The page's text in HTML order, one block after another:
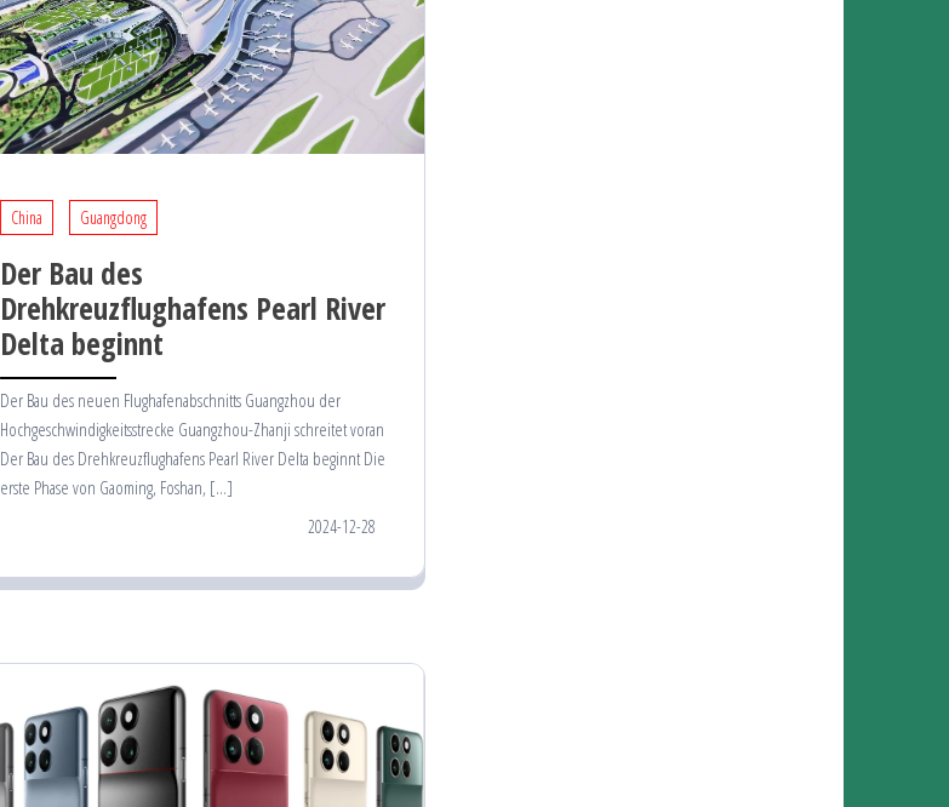
China Guangdong
Der Bau des
Drehkreuzflughafens Pearl River
Delta beginnt
Der Bau des neuen Flughafenabschnitts Guangzhou der
Hochgeschwindigkeitsstrecke Guangzhou-Zhanji schreitet voran
Der Bau des Drehkreuzflughafens Pearl River Delta beginnt Die
erste Phase von Gaoming, Foshan, […]
2024-12-28